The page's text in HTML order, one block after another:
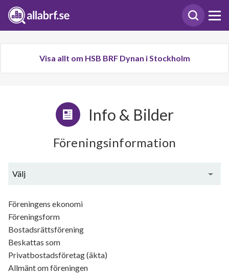
Visa allt om HSB BRF Dynan i Stockholm
Info & Bilder
Föreningsinformation
Välj
Föreningens ekonomi
Föreningsform
Bostadsrättsförening
Beskattas som
Privatbostadsföretag (äkta)
Allmänt om föreningen